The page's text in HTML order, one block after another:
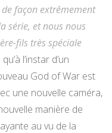
façon extrêmement
série, et nous nous
fils très spéciale
l’instar d’un
God of War est
une nouvelle caméra,
manière de
au vu de la